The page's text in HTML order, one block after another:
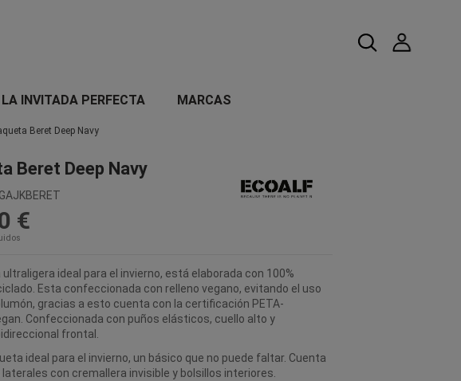
LA INVITADA PERFECTA MARCAS
Beret Deep Navy
Beret Deep Navy
GAJKBERET
€
ultraligera ideal para el invierno, está elaborada con 100%
Esta confeccionada con relleno vegano, evitando el uso
gracias a esto cuenta con la certificación PETA-
Confeccionada con puños elásticos, cuello alto y
frontal.
ideal para el invierno, un básico que no puede faltar. Cuenta
con cremallera invisible y bolsillos interiores.